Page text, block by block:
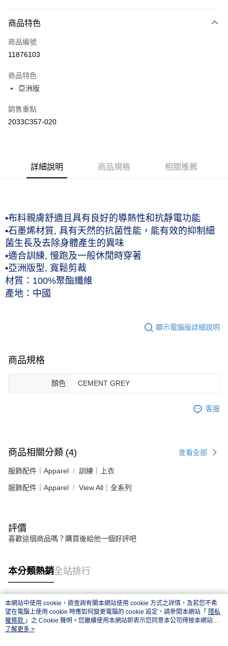
信用卡一次付款
運送方式
黑貓宅急便 (僅限台灣本島，離島恕不配送) 預計2-3個工作天到貨
每筆NT$120，滿NT$1,500(含以上)免運費
商品特色
商品編號
11876103
商品特色
亞洲版
銷售重點
2033C357-020
詳細說明 商品規格 相關推薦
•布料親膚舒適且具有良好的導熱性和抗靜電功能
•石墨烯材質, 具有天然的抗菌性能，能有效的抑制細
菌生長及去除身體產生的異味
•適合訓練, 慢跑及一般休閒時穿著
•亞洲版型, 寬鬆剪裁
材質：100%聚酯纖維
產地：中國
顯示電腦版詳細說明
商品規格
顏色 CEMENT GREY
客服
商品相關分類 (4) 查看全部
服飾配件｜Apparel 訓練｜上衣
服飾配件｜Apparel View All｜全系列
評價
喜歡這個商品嗎？購買後給他一個好評吧
本分類熱銷全站排行
熱門標籤
本網站中使用 cookie，欲查詢有關本網站使用 cookie 方式之詳情，及若您不希
望在電腦上使用 cookie 時應如何變更電腦的 cookie 設定，請參閱本網站「 隱私
權條款 」之 Cookie 聲明。您繼續使用本網站即表示您同意本公司得按本網站使
用條款之 Cookie 聲明使用 cookie。
了解更多 >